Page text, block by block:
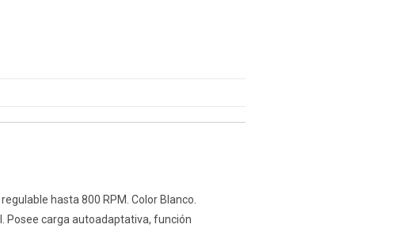
hasta 800 RPM. Color Blanco.
Posee carga autoadaptativa, función